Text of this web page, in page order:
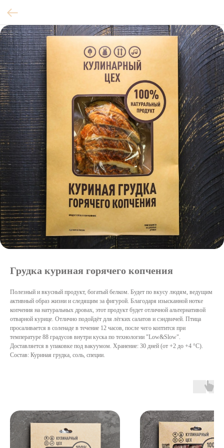
Грудка куриная горячего копчения
Полезный и вкусный продукт, богатый белком. Будет по вкусу людям, ведущим
активный образ жизни и следящим за фигурой. Благодаря изысканной нотке
копчения на натуральных дровах, этот продукт будет отличной альтернативой
отварной курице. Отлично подойдёт для лёгких салатов и сэндвичей. Птица
просаливается в соленаде в течение 12 часов, после чего коптится при
температуре 88 градусов внутри куска по технологии "Low&Slow".
Доставляется в упаковке под вакуумом. Хранение: 30 дней (от +2 до +4 °С).
Состав: Куриная грудка, соль, специи.